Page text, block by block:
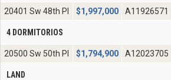
20401 Sw 48th Pl $1,997,000 A11926571
4 DORMITORIOS
20500 Sw 50th Pl $1,794,900 A12023705
LAND